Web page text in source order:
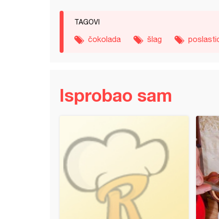
TAGOVI
čokolada šlag
Isprobao sam